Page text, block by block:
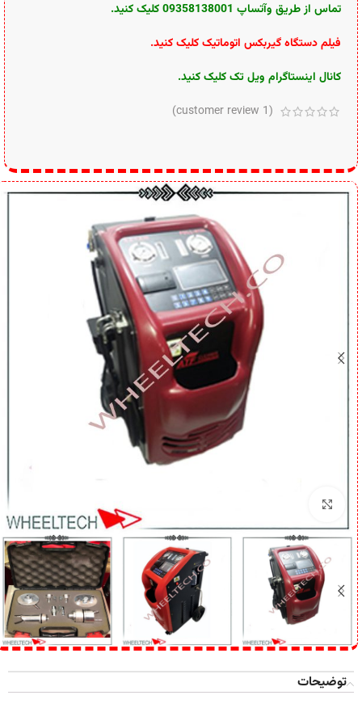
تماس از طریق وآتساپ 09358138001 کلیک کنید.
فیلم دستگاه گیربکس اتوماتیک کلیک کنید.
کانال اینستاگرام ویل تک کلیک کنید.
(
1
توضیحات